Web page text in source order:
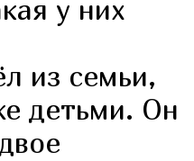
у них
из семьи,
детьми. Он